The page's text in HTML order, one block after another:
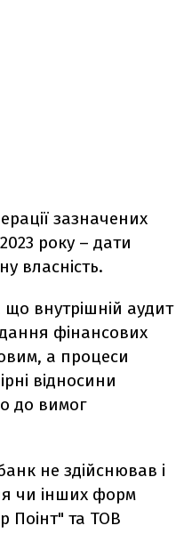
зазначених
року – дати
власність.
внутрішній аудит
фінансових
а процеси
відносини
до вимог
не здійснював і
чи інших форм
Поінт" та ТОВ